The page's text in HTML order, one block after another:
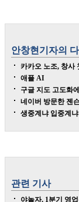
안창현 기자의
카카오 노조, 창
애플 AI
구글 지도 고도화
네이버 방문한 젠
생중계냐 입중계
관련 기사
야놀자, 1분기 영